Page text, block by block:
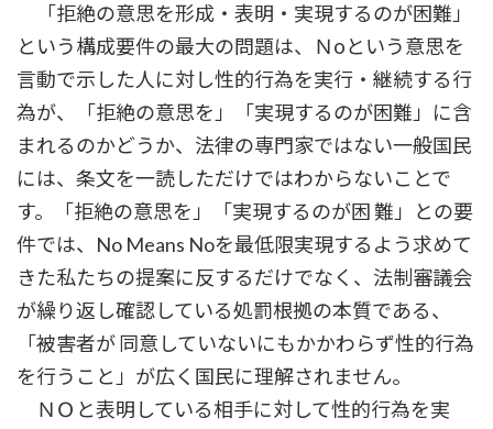
「拒絶の意思を形成・表明・実現するのが困難」
という構成要件の最大の問題は、Ｎоという意思を
言動で示した人に対し性的行為を実行・継続する行
為が、「拒絶の意思を」「実現するのが困難」に含
まれるのかどうか、法律の専門家ではない一般国民
には、条文を一読しただけではわからないことで
す。「拒絶の意思を」「実現するのが困 難」との要
件では、No Means Noを最低限実現するよう求めて
きた私たちの提案に反するだけでなく、法制審議会
が繰り返し確認している処罰根拠の本質である、
「被害者が 同意していないにもかかわらず性的行為
を行うこと」が広く国民に理解されません。
ＮＯと表明している相手に対して性的行為を実